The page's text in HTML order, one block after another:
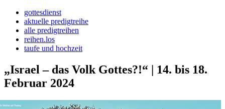
gottesdienst
aktuelle predigtreihe
alle predigtreihen
reihen.los
taufe und hochzeit
„Israel – das Volk Gottes?!“ | 14. bis 18.
Februar 2024